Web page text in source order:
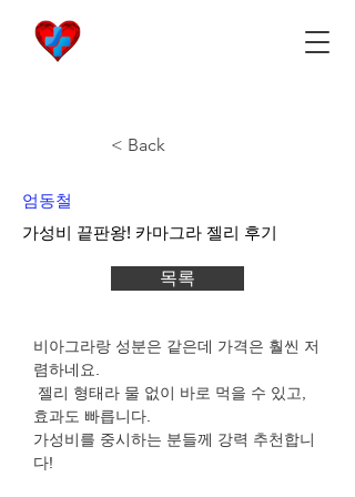
< Back
엄동철
가성비 끝판왕! 카마그라 젤리 후기
목록
비아그라랑 성분은 같은데 가격은 훨씬 저
렴하네요.
젤리 형태라 물 없이 바로 먹을 수 있고,
효과도 빠릅니다.
가성비를 중시하는 분들께 강력 추천합니
다!